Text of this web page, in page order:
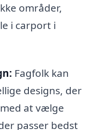
områder,
i carport i
Fagfolk kan
designs, der
at vælge
passer bedst